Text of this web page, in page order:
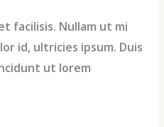
nisi et facilisis. Nullam ut
dolor id, ultricies ipsum.
tincidunt ut lorem.